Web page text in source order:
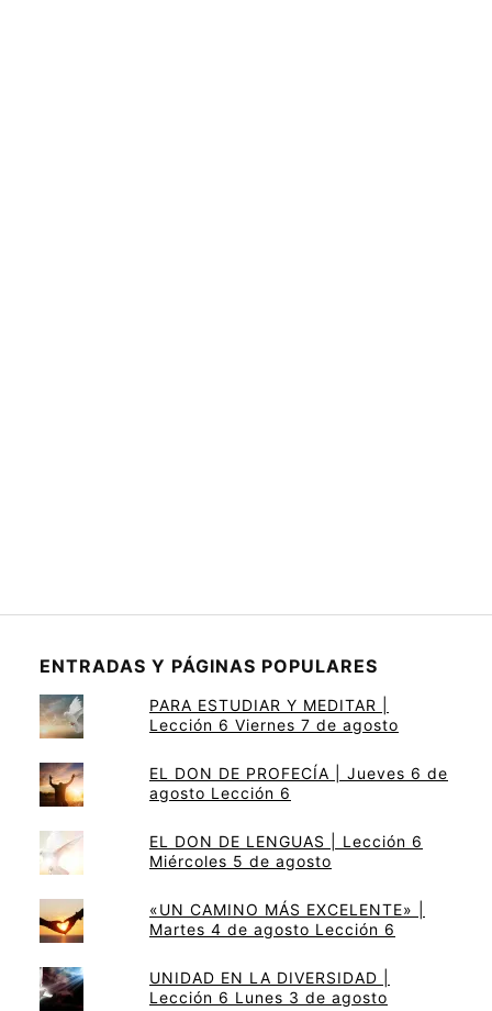
ENTRADAS Y PÁGINAS POPULARES
PARA ESTUDIAR Y MEDITAR |
Lección 6 Viernes 7 de agosto
EL DON DE PROFECÍA | Jueves 6 de
agosto Lección 6
EL DON DE LENGUAS | Lección 6
Miércoles 5 de agosto
«UN CAMINO MÁS EXCELENTE» |
Martes 4 de agosto Lección 6
UNIDAD EN LA DIVERSIDAD |
Lección 6 Lunes 3 de agosto